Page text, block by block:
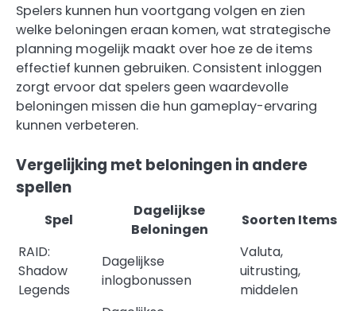
Spelers kunnen hun voortgang volgen en zien
welke beloningen eraan komen, wat strategische
planning mogelijk maakt over hoe ze de items
effectief kunnen gebruiken. Consistent inloggen
zorgt ervoor dat spelers geen waardevolle
beloningen missen die hun gameplay-ervaring
kunnen verbeteren.
Vergelijking met beloningen in andere
spellen
Spel
Dagelijkse
Beloningen
Soorten Items
RAID:
Shadow
Legends
Dagelijkse
inlogbonussen
Valuta,
uitrusting,
middelen